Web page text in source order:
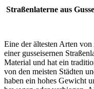
Straßenlaterne aus
Eine der ältesten Arten
einer gusseisernen
Material und hat ein
von den meisten Städten
haben ein hohes Gewicht